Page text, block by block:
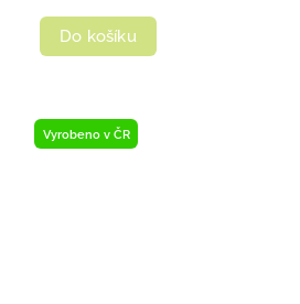
Do košíku
Vyrobeno v ČR